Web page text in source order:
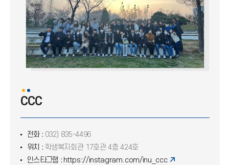
CCC
카톨릭학생회
JOY 선교회
CCC
전화 : 032) 835-4496
위치 : 학생복지회관 17호관 4층 424호
인스타그램 : https://instagram.com/inu_ccc